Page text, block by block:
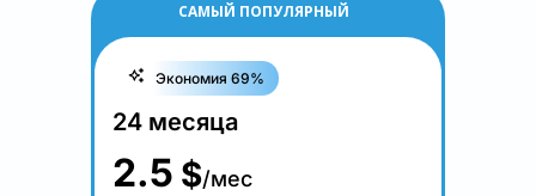
САМЫЙ ПОПУЛЯРНЫЙ
Экономия 69%
24 месяца
2.5 $/мес